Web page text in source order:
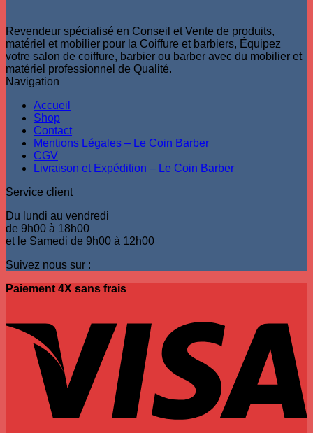
Revendeur spécialisé en Conseil et Vente de produits,
matériel et mobilier pour la Coiffure et barbiers, Équipez
votre salon de coiffure, barbier ou barber avec du mobilier et
matériel professionnel de Qualité.
Navigation
Accueil
Shop
Contact
Mentions Légales – Le Coin Barber
CGV
Livraison et Expédition – Le Coin Barber
Service client
Du lundi au vendredi
de 9h00 à 18h00
et le Samedi de 9h00 à 12h00
Suivez nous sur :
Paiement 4X sans frais